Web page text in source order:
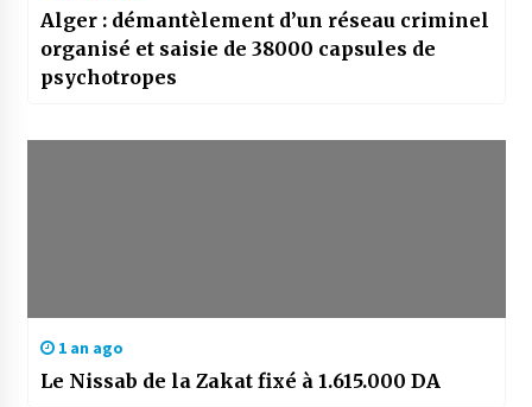
Alger : démantèlement d’un réseau criminel
organisé et saisie de 38000 capsules de
psychotropes
1 an ago
Le Nissab de la Zakat fixé à 1.615.000 DA